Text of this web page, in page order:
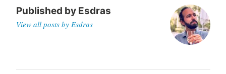
Published by Esdras
View all posts by Esdras